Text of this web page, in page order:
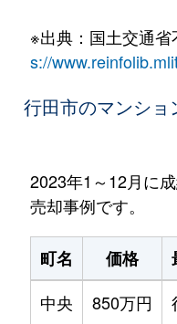
※出典：国土交通
s://
行田市のマンシ
2023年1～12月に
売却事例です。
町名 価格
中央
850万円